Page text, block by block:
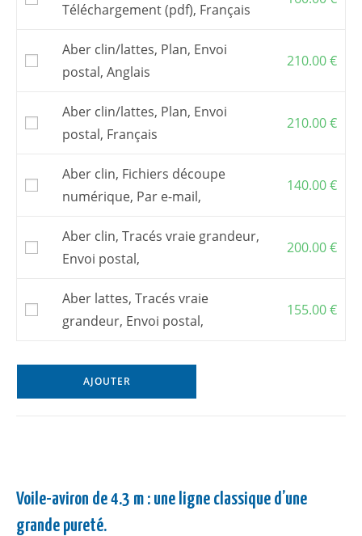
Téléchargement (pdf), Français
Aber clin/lattes, Plan, Envoi
postal, Anglais
210.00€
Aber clin/lattes, Plan, Envoi
postal, Français
210.00€
Aber clin, Fichiers découpe
numérique, Par e-mail,
140.00€
Aber clin, Tracés vraie grandeur,
Envoi postal,
200.00€
Aber lattes, Tracés vraie
grandeur, Envoi postal,
155.00€
AJOUTER
Voile-aviron de 4.3 m : une ligne classique d’une
grande pureté.